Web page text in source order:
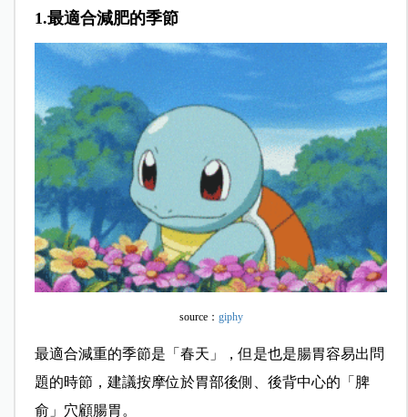
1.最適合減肥的季節
source： giphy
最適合減重的季節是「春天」，但是也是腸胃容易出問
題的時節，建議按摩位於胃部後側、後背中心的「脾
俞」穴顧腸胃。